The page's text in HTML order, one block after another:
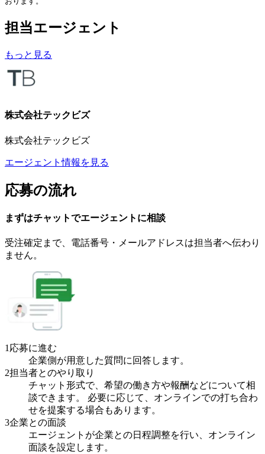
担当エージェント
もっと見る
株式会社テックビズ
株式会社テックビズ
エージェント情報を見る
応募の流れ
まずはチャットでエージェント に相談
受注確定まで、 電話番号・メールアドレスは担当者へ伝わり
ません。
1 応募に進む
企業側が用意した質問に回答します。
2担当者とのやり取り
チャット形式で、希望の働き方や報酬などについて相
談できます。 必要に応じて、オンラインでの打ち合わ
せを提案する場合もあります。
3企業との面談
エージェントが企業との日程調整を行い、オンライン
面談を設定します。